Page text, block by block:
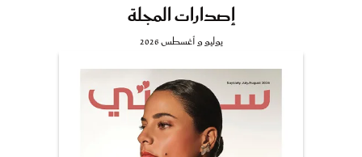
إصدارات المجلة
يوليو و أغسطس 2026